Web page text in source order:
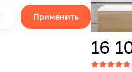
Применить
16